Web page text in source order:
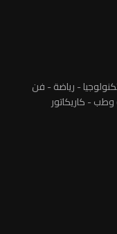
- رياضة - فن
وطب - كاريكاتور